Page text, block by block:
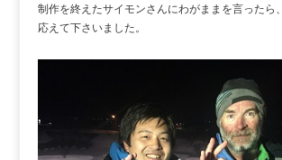
制作を終えたサイモンさんにわがままを言ったら、
応えて下さいました。